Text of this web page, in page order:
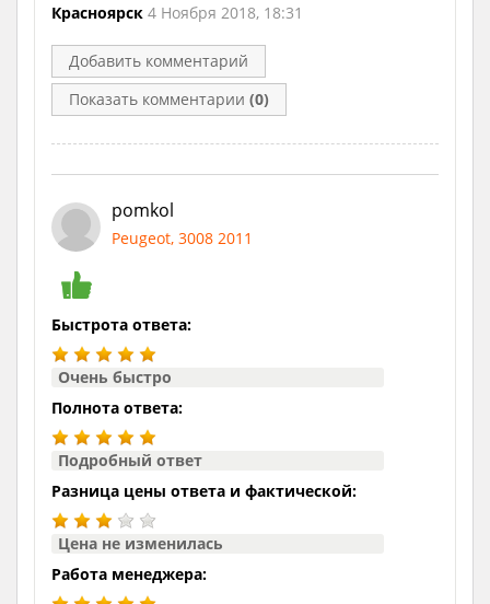
Красноярск 4 Ноября 2018, 18:31
Добавить комментарий
Показать комментарии (0)
pomkol
Peugeot, 3008 2011
Быстрота ответа:
Очень быстро
Полнота ответа:
Подробный ответ
Разница цены ответа и фактической:
Цена не изменилась
Работа менеджера: